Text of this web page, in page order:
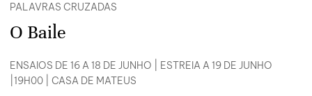
PALAVRAS CRUZADAS
O Baile
ENSAIOS DE 16 A 18 DE JUNHO | ESTREIA A 19 DE JUNHO
|19H00 | CASA DE MATEUS